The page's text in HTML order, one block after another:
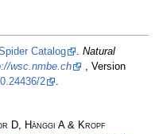
Catalog . Natural
wsc.nmbe.ch
, Version
2 .
D, Hänggi A & Kropf